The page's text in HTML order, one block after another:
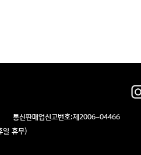
통신판매업신고번호:제2006-04466
휴무)